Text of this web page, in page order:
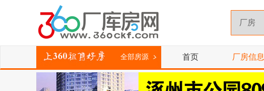
全部房源 首页 厂房信息